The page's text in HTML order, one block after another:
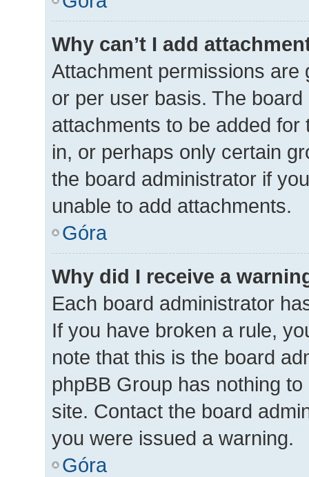
Why can’t I add
Attachment permissions
or per user basis. The
attachments to be added
in, or perhaps only certain
the board administrator if
unable to add attachments.
Góra
Why did I receive a
Each board administrator
If you have broken a rule,
note that this is the board
phpBB Group has nothing
site. Contact the board
you were issued a warning.
Góra